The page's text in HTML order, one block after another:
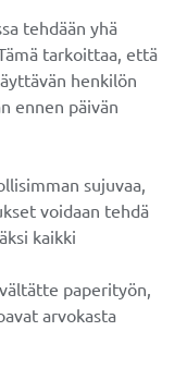
tehdään yhä
tarkoittaa, että
henkilön
ennen päivän
sujuvaa,
voidaan tehdä
kaikki
paperityön,
arvokasta